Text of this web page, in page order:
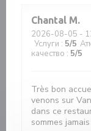
Chantal M
2026-08-05 -
Услуги : 5/5
качество : 5/5
Très bon
venons sur
dans ce
sommes